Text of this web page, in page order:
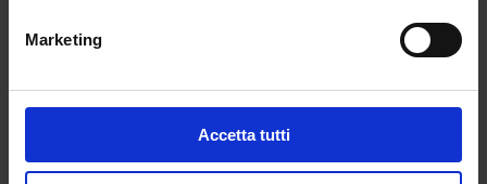
Marketing
Accetta tutti